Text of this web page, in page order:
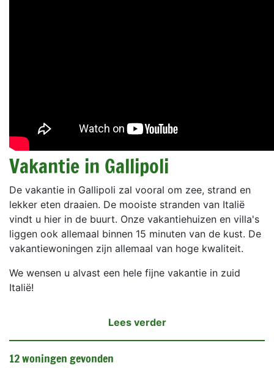
Vakantie in Gallipoli
De vakantie in Gallipoli zal vooral om zee, strand en
lekker eten draaien. De mooiste stranden van Italië
vindt u hier in de buurt. Onze vakantiehuizen en villa's
liggen ook allemaal binnen 15 minuten van de kust. De
vakantiewoningen zijn allemaal van hoge kwaliteit.
We wensen u alvast een hele fijne vakantie in zuid
Italië!
Lees verder
12 woningen gevonden